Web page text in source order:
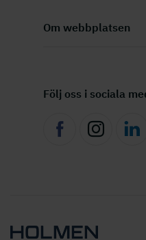
Om webbplatsen
Följ oss i sociala